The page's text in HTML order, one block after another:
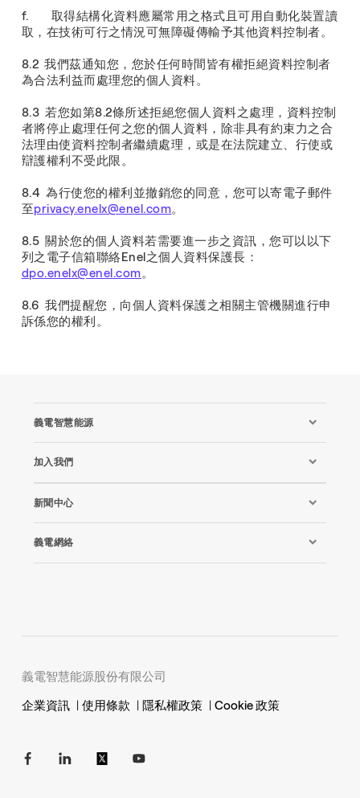
f. 取得結構化資料應屬常用之格式且可用自動化裝置讀
取，在技術可行之情況可無障礙傳輸予其他資料控制者。
8.2 我們茲通知您，您於任何時間皆有權拒絕資料控制者
為合法利益而處理您的個人資料。
8.3 若您如第8.2條所述拒絕您個人資料之處理，資料控制
者將停止處理任何之您的個人資料，除非具有約束力之合
法理由使資料控制者繼續處理，或是在法院建立、行使或
辯護權利不受此限。
8.4 為行使您的權利並撤銷您的同意，您可以寄電子郵件
至privacy.enelx@enel.com。
8.5 關於您的個人資料若需要進一步之資訊，您可以以下
列之電子信箱聯絡Enel之個人資料保護長：
dpo.enelx@enel.com。
8.6 我們提醒您，向個人資料保護之相關主管機關進行申
訴係您的權利。
義電智慧能源
加入我們
新聞中心
義電網絡
義電智慧能源股份有限公司
企業資訊 | 使用條款 | 隱私權政策 | Cookie 政策